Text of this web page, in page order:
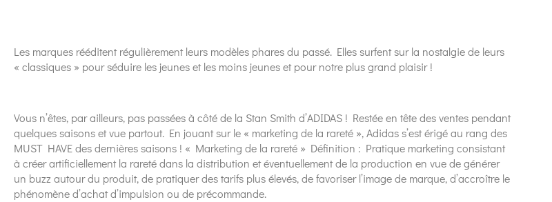
Les marques rééditent régulièrement leurs modèles phares du passé. Elles surfent sur la nostalgie de leurs
« classiques » pour séduire les jeunes et les moins jeunes et pour notre plus grand plaisir !
Vous n’êtes, par ailleurs, pas passées à côté de la Stan Smith d’ADIDAS ! Restée en tête des ventes pendant
quelques saisons et vue partout. En jouant sur le « marketing de la rareté », Adidas s’est érigé au rang des
MUST HAVE des dernières saisons ! « Marketing de la rareté » Définition : Pratique marketing consistant
à créer artificiellement la rareté dans la distribution et éventuellement de la production en vue de générer
un buzz autour du produit, de pratiquer des tarifs plus élevés, de favoriser l’image de marque, d’accroître le
phénomène d’achat d’impulsion ou de précommande.